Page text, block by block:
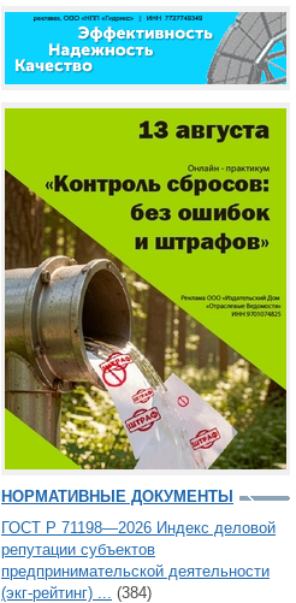
НОРМАТИВНЫЕ ДОКУМЕНТЫ
ГОСТ Р 71198—2026 Индекс деловой
репутации субъектов
предпринимательской деятельности
(экг-рейтинг) ... (384)